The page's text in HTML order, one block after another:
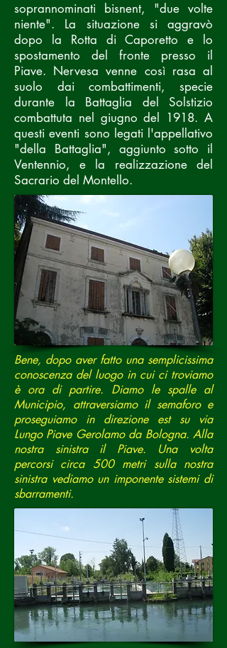
soprannominati bisnent, "due volte
niente". La situazione si aggravò
dopo la Rotta di Caporetto e lo
spostamento del fronte presso il
Piave. Nervesa venne così rasa al
suolo dai combattimenti, specie
durante la Battaglia del Solstizio
combattuta nel giugno del
1918. A
questi eventi sono legati l'appellativo
"della Battaglia", aggiunto sotto il
Ventennio, e la realizzazione del
Sacrario del Montello.
Bene, dopo aver fatto una semplicissima
conoscenza del luogo in cui ci troviamo
è ora di partire. Diamo le spalle al
Municipio, attraversiamo il semaforo e
proseguiamo in direzione est su via
Lungo Piave Gerolamo da Bologna. Alla
nostra sinistra il Piave. Una volta
percorsi circa 500 metri sulla nostra
sinistra vediamo un imponente sistemi di
sbarramenti.